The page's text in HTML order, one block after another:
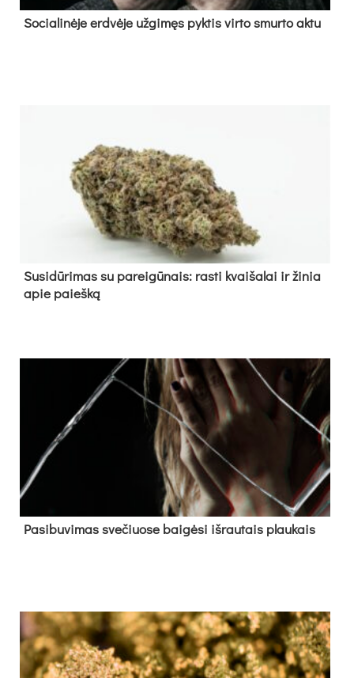
So­cia­li­nė­je erd­vė­je už­gi­męs pyk­tis vir­to smur­to ak­tu
Su­si­dū­ri­mas su pa­rei­gū­nais: ras­ti kvai­ša­lai ir ži­nia
apie paieš­ką
Pa­si­bu­vi­mas sve­čiuo­se bai­gė­si iš­rau­tais plau­kais